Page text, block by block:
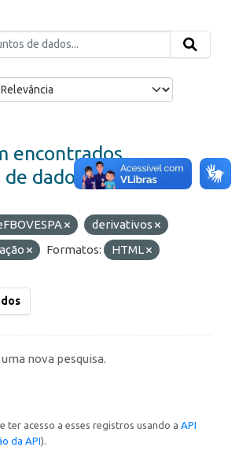
encontrados
dados
derivativos
Formatos:
HTML
nova pesquisa.
ter acesso a esses registros usando a API
da API).